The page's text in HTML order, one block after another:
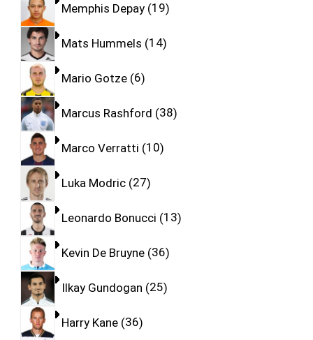
Memphis Depay 19
Mats Hummels 14
Mario Gotze 6
Marcus Rashford 38
Marco Verratti 10
Luka Modric 27
Leonardo Bonucci 13
Kevin De Bruyne 36
Ilkay Gundogan 25
Harry Kane 36